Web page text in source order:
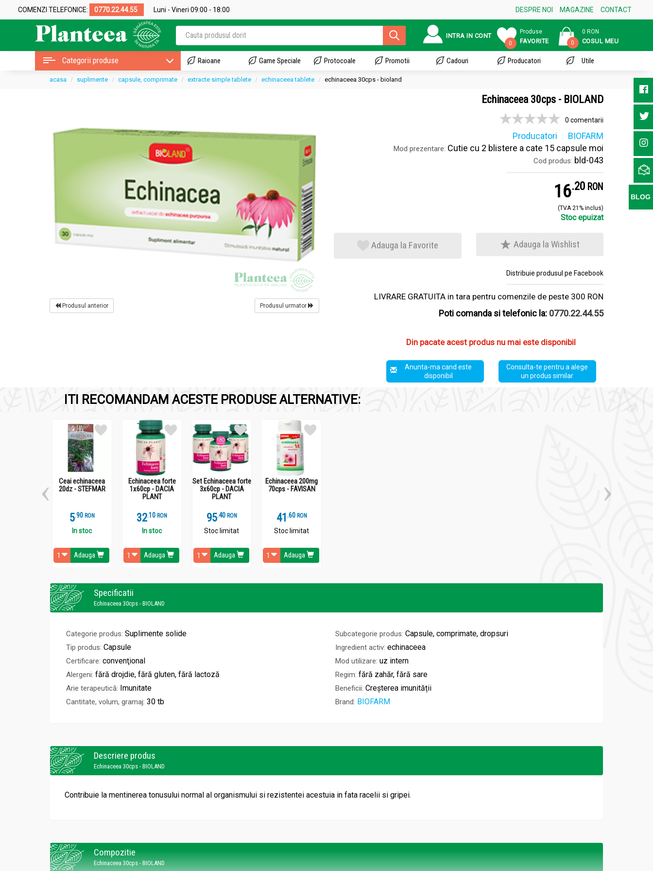
COMENZI TELEFONICE: 0770.22.44.55 Luni - Vineri 09:00 - 18:00 DESPRE NOI MAGAZINE CONTACT
INTRA IN CONT
0
Produse
FAVORITE 0
0 RON
COSUL MEU
Categorii produse Raioane Game Speciale Protocoale Promotii Cadouri Producatori Utile
acasa suplimente capsule, comprimate extracte simple tablete echinaceea tablete echinaceea 30cps - bioland
Produsul anterior Produsul urmator
Echinaceea 30cps - BIOLAND
0 comentarii
Producatori BIOFARM
Mod prezentare: Cutie cu 2 blistere a cate 15 capsule moi
Cod produs: bld-043
16.2 RON
(TVA 21% inclus)
Stoc epuizat
Adauga la Favorite Adauga la Wishlist
Distribuie produsul pe Facebook
LIVRARE GRATUITA in tara pentru comenzile de peste 300 RON
Poti comanda si telefonic la: 0770.22.44.55
Din pacate acest produs nu mai este disponibil
Anunta-ma cand este
disponibil
Consulta-te pentru a alege
un produs similar
ITI RECOMANDAM ACESTE PRODUSE ALTERNATIVE:
Ceai echinaceea
20dz - STEFMAR
5.9 RON
In stoc
Adauga
Echinaceea forte
1x60cp - DACIA
PLANT
32.1 RON
In stoc
Adauga
Set Echinaceea forte
3x60cp - DACIA
PLANT
95.4 RON
Stoc limitat
Adauga
Echinaceea 200mg
70cps - FAVISAN
41 .6 RON
Stoc limitat
Adauga
Specificatii
Echinaceea 30cps - BIOLAND
Categorie produs: Suplimente solide Subcategorie produs: Capsule, comprimate, dropsuri
Tip produs: Capsule Ingredient activ: echinaceea
Certificare: convenţional Mod utilizare: uz intern
Alergeni: fără drojdie, fără gluten, fără lactoză Regim: fără zahăr, fără sare
Arie terapeutică: Imunitate Beneficii: Creșterea imunității
Cantitate, volum, gramaj: 30 tb Brand: BIOFARM
Descriere produs
Echinaceea 30cps - BIOLAND
Contribuie la mentinerea tonusului normal al organismului si rezistentei acestuia in fata racelii si gripei.
Compozitie
Echinaceea 30cps - BIOLAND
BLOG